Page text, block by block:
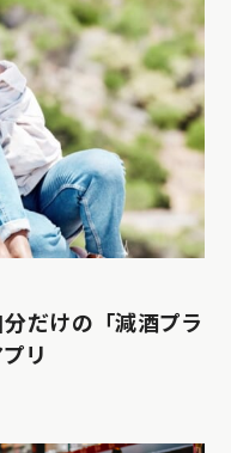
だけの「減酒プラ
リ